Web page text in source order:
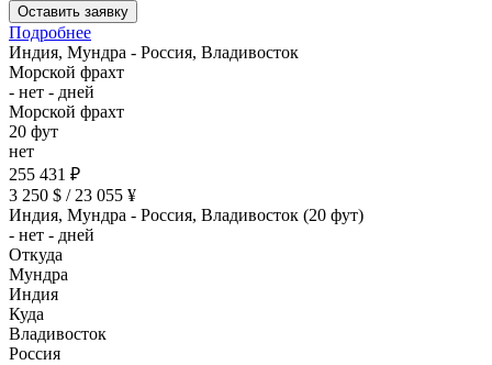
Оставить заявку
Подробнее
Индия, Мундра - Россия, Владивосток
Морской фрахт
- нет - дней
Морской фрахт
20 фут
нет
255 431 ₽
3 250 $ / 23 055 ¥
Индия, Мундра - Россия, Владивосток (20 фут)
- нет - дней
Откуда
Мундра
Индия
Куда
Владивосток
Россия